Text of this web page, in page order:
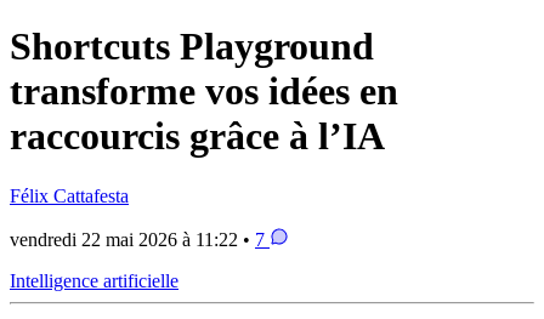
Shortcuts Playground
transforme vos idées en
raccourcis grâce à l’IA
Félix Cattafesta
vendredi 22 mai 2026 à 11:22 • 7
Intelligence artificielle